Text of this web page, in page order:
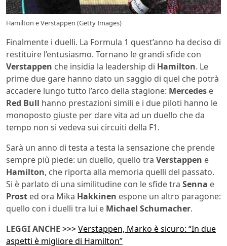
Hamilton e Verstappen (Getty Images)
Finalmente i duelli. La Formula 1 quest’anno ha deciso di
restituire l’entusiasmo. Tornano le grandi sfide con
Verstappen che insidia la leadership di Hamilton. Le
prime due gare hanno dato un saggio di quel che potrà
accadere lungo tutto l’arco della stagione: Mercedes e
Red Bull hanno prestazioni simili e i due piloti hanno le
monoposto giuste per dare vita ad un duello che da
tempo non si vedeva sui circuiti della F1.
Sarà un anno di testa a testa la sensazione che prende
sempre più piede: un duello, quello tra Verstappen e
Hamilton, che riporta alla memoria quelli del passato.
Si è parlato di una similitudine con le sfide tra Senna e
Prost ed ora Mika Hakkinen espone un altro paragone:
quello con i duelli tra lui e Michael Schumacher.
LEGGI ANCHE >>>Verstappen, Marko è sicuro: “In due
aspetti è migliore di Hamilton”